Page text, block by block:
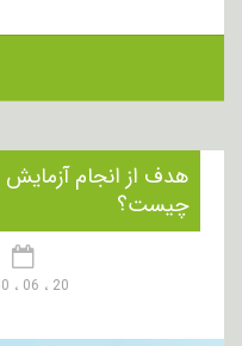
چیست؟
20 ، 06 ، 1400